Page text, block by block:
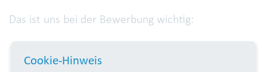
Das ist uns bei der Bewerbung wichtig:
Aktuelle Zeugnisse
Cookie-Hinweis